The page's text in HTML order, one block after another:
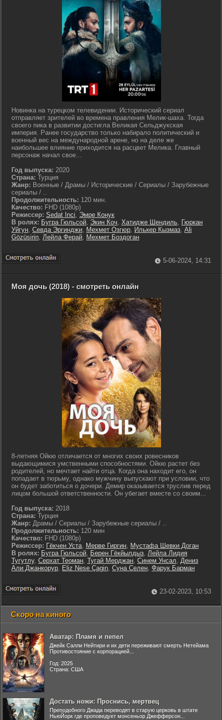
Новинка на турецком телевидении. Исторический сериал
отправляет зрителей во времена правления Мелик-шаха. Тогда
своего пика в развитии достигла Великая Сельджукская
империя. Ранее государство только набирало политический и
военный вес на международной арене, но на деле же
наибольшее влияние приходится на расцвет Мелика. Главный
персонаж начал свое...
Год выпуска: 2020
Страна: Турция
Жанр: Военные / Драмы / Исторические / Сериалы / Зарубежные
сериалы / ..
Продолжительность: 120 мин.
Качество: FHD (1080p)
Режиссер: Sedat Inci, Эмре Конук
В ролях: Бугра Гюльсой, Экин Коч, Хатидже Шендиль, Гюркан
Уйгун, Севда Эргинджи, Мехмет Озгюр, Илькер Кызмаз, Ali
Gözüsirin, Лейла Ферай, Мехмет Боздоган
5-06-2024, 14:31
Моя дочь (2018) - смотреть онлайн
8-летняя Ойкю отличается от многих своих ровесников
выдающимися умственными способностями. Ойкю растет без
родителей, но мечтает найти отца. Когда она находит его, он
попадает в тюрьму, однако мужчину выпускают при условии, что
он будет заботиться о дочери. Демир оказывается труслив перед
лицом большой ответственности. Он убегает вместе со своим...
Год выпуска: 2018
Страна: Турция
Жанр: Драмы / Сериалы / Зарубежные сериалы / ..
Продолжительность: 120 мин
Качество: FHD (1080p)
Режиссер: Гёкчен Уста, Мерве Гиргин, Мустафа Шевки Доган
В ролях: Бугра Гюльсой, Берен Гёкйылдыз, Лейла Лидия
Тугутлу, Серхат Теоман, Тугай Мерджан, Синем Унсал, Дениз
Али Джанкорур, Eliz Nese Çagin, Суна Селен, Фарук Барман
23-02-2023, 10:53
Скоро на киного
Аватар: Пламя и пепел
Джейк Салли Нейтири и их дети переживают смерть Нетейама
Противостояние с корпорацией...
Год: 2025
Страна: США
Достать ножи: Проснись, мертвец
Преподобного Джада переводят в старую церковь в штате
НьюЙорк где проповедует монсеньор Джефферсон...